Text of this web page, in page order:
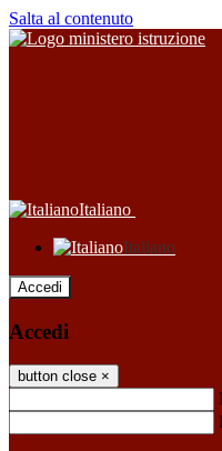
Salta al contenuto
Italiano
Italiano
Accedi
Accedi
button close ×